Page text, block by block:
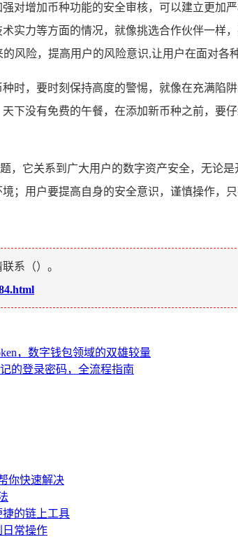
对增加币种功能的安全审核，可以建立更
实力等方面的情况，就像挑选合作伙伴一样
风险，提高用户的风险意识,让用户在面对各
时，要时刻保持高度的警惕，就像在充满
下没有免费的午餐，在添加新币种之前，要
，它关系到广大用户的数字资产安全，无
；用户要提高自身的安全意识，谨慎操作
联系（）。
，数字钱包领域的双雄较量
的登录密码，全流程指南
你快速解决
捷的链上工具
日常操作